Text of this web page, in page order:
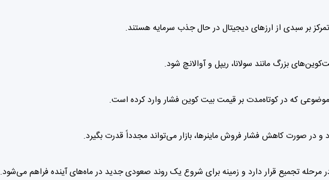
بزرگ مانند سولانا، ریپل و آوالانچ شود.
که در کوتاه‌مدت بر قیمت بیت کوین فشار وارد کرده است.
در صورت کاهش فشار فروش ماینرها، بازار می‌تواند مجدداً قدرت بگیرد.
در مرحله تجمیع قرار دارد و زمینه برای شروع یک روند صعودی جدید در ماه‌های آینده فراهم می‌شود.